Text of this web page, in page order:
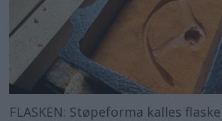
Video
Logg inn
FLASKEN: Støpeforma kalles